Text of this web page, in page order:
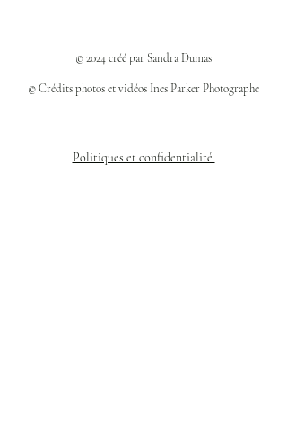
© 2024 créé par Sandra Dumas
© Crédits photos et vidéos Ines Parker Photographe
Politiques et confidentialité